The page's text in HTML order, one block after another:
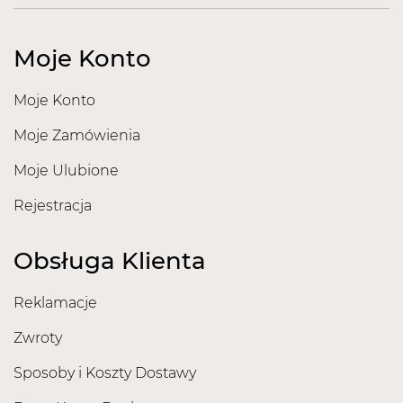
Moje Konto
Moje Konto
Moje Zamówienia
Moje Ulubione
Rejestracja
Obsługa Klienta
Reklamacje
Zwroty
Sposoby i Koszty Dostawy